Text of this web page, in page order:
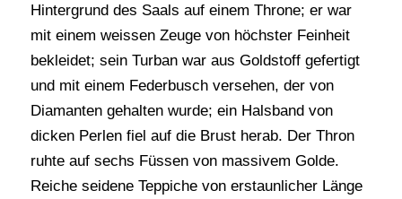
Hintergrund des Saals auf einem Throne; er war
mit einem weissen Zeuge von höchster Feinheit
bekleidet; sein Turban war aus Goldstoff gefertigt
und mit einem Federbusch versehen, der von
Diamanten gehalten wurde; ein Halsband von
dicken Perlen fiel auf die Brust herab. Der Thron
ruhte auf sechs Füssen von massivem Golde.
Reiche seidene Teppiche von erstaunlicher Länge